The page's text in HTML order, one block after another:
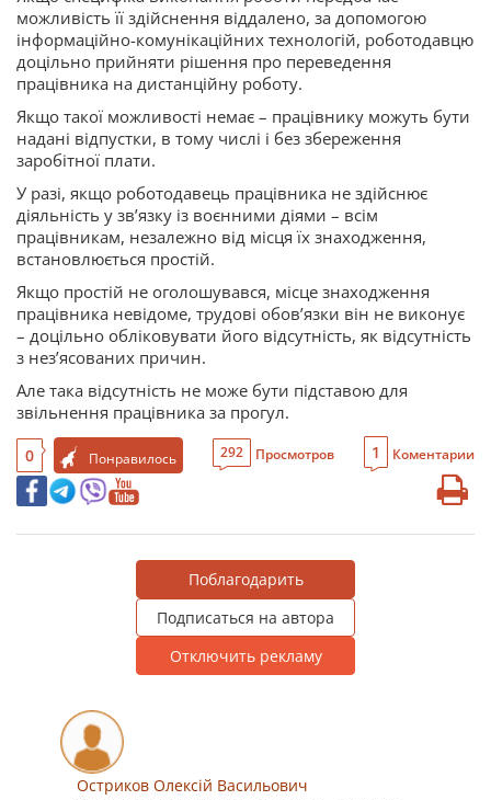
можливість її здійснення віддалено, за допомогою
інформаційно-комунікаційних технологій, роботодавцю
доцільно прийняти рішення про переведення
працівника на дистанційну роботу.
Якщо такої можливості немає – працівнику можуть бути
надані відпустки, в тому числі і без збереження
заробітної плати.
У разі, якщо роботодавець працівника не здійснює
діяльність у зв’язку із воєнними діями – всім
працівникам, незалежно від місця їх знаходження,
встановлюється простій.
Якщо простій не оголошувався, місце знаходження
працівника невідоме, трудові обов’язки він не виконує
– доцільно обліковувати його відсутність, як відсутність
з нез’ясованих причин.
Але така відсутність не може бути підставою для
звільнення працівника за прогул.
0 Понравилось 292 Просмотров 1 Коментарии
Поблагодарить
Подписаться на автора
Отключить рекламу
Остриков Олексій Васильович